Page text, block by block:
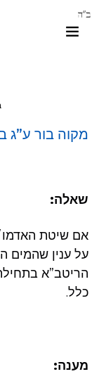
מקוה בור ע”ג
שאלה:
אם שיטת
על ענין שהמים
הריטב”א
כלל.
מענה: